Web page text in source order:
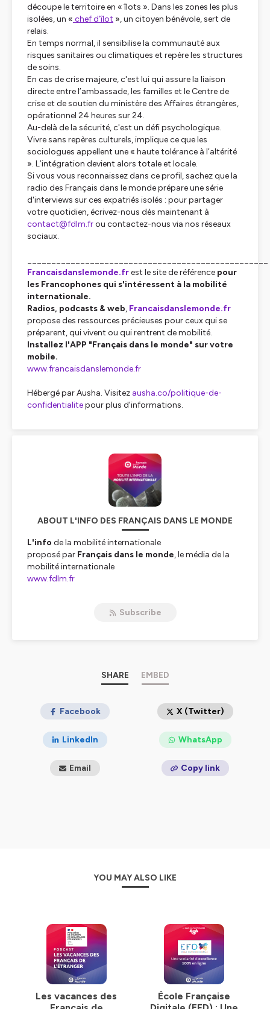
découpe le territoire en « îlots ». Dans les zones les plus
isolées, un « chef d’îlot », un citoyen bénévole, sert de
relais.
En temps normal, il sensibilise la communauté aux
risques sanitaires ou climatiques et repère les structures
de soins.
En cas de crise majeure, c'est lui qui assure la liaison
directe entre l’ambassade, les familles et le Centre de
crise et de soutien du ministère des Affaires étrangères,
opérationnel 24 heures sur 24.
Au-delà de la sécurité, c'est un défi psychologique.
Vivre sans repères culturels, implique ce que les
sociologues appellent une « haute tolérance à l’altérité
». L’intégration devient alors totale et locale.
Si vous vous reconnaissez dans ce profil, sachez que la
radio des Français dans le monde prépare une série
d'interviews sur ces expatriés isolés : pour partager
votre quotidien, écrivez-nous dès maintenant à
contact@fdlm.frou contactez-nous via nos réseaux
sociaux.
Francaisdanslemonde.frest le site de référence pour
les Francophones qui s'intéressent à la mobilité
internationale.
Radios, podcasts & web, Francaisdanslemonde.fr
propose des ressources précieuses pour ceux qui se
préparent, qui vivent ou qui rentrent de mobilité.
Installez l'APP "Français dans le monde" sur votre
mobile.
www.francaisdanslemonde.fr
Hébergé par Ausha. Visitez ausha.co/politique-de-
confidentialitepour plus d'informations.
ABOUT L'INFO DES FRANÇAIS DANS LE MONDE
L'info de la mobilité internationale
proposé par Français dans le monde, le média de la
mobilité internationale
www.fdlm.fr
pour plus d'informations.
Subscribe
SHARE EMBED
Facebook X (Twitter)
LinkedIn WhatsApp
Email Copy link
YOU MAY ALSO LIKE
Les vacances des
École Française